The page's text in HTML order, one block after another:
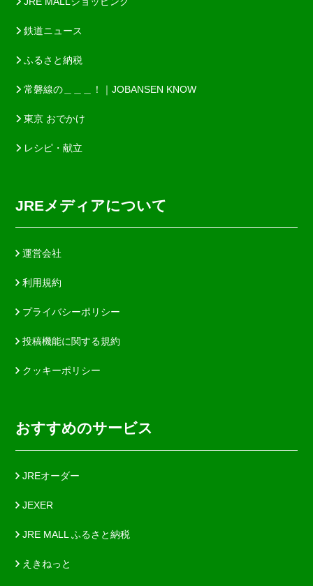
鉄道ニュース
ふるさと納税
常磐線の＿＿＿！｜JOBANSEN KNOW
東京 おでかけ
レシピ・献立
JREメディアについて
運営会社
利用規約
プライバシーポリシー
投稿機能に関する規約
クッキーポリシー
おすすめのサービス
JREオーダー
JEXER
JRE MALL ふるさと納税
えきねっと